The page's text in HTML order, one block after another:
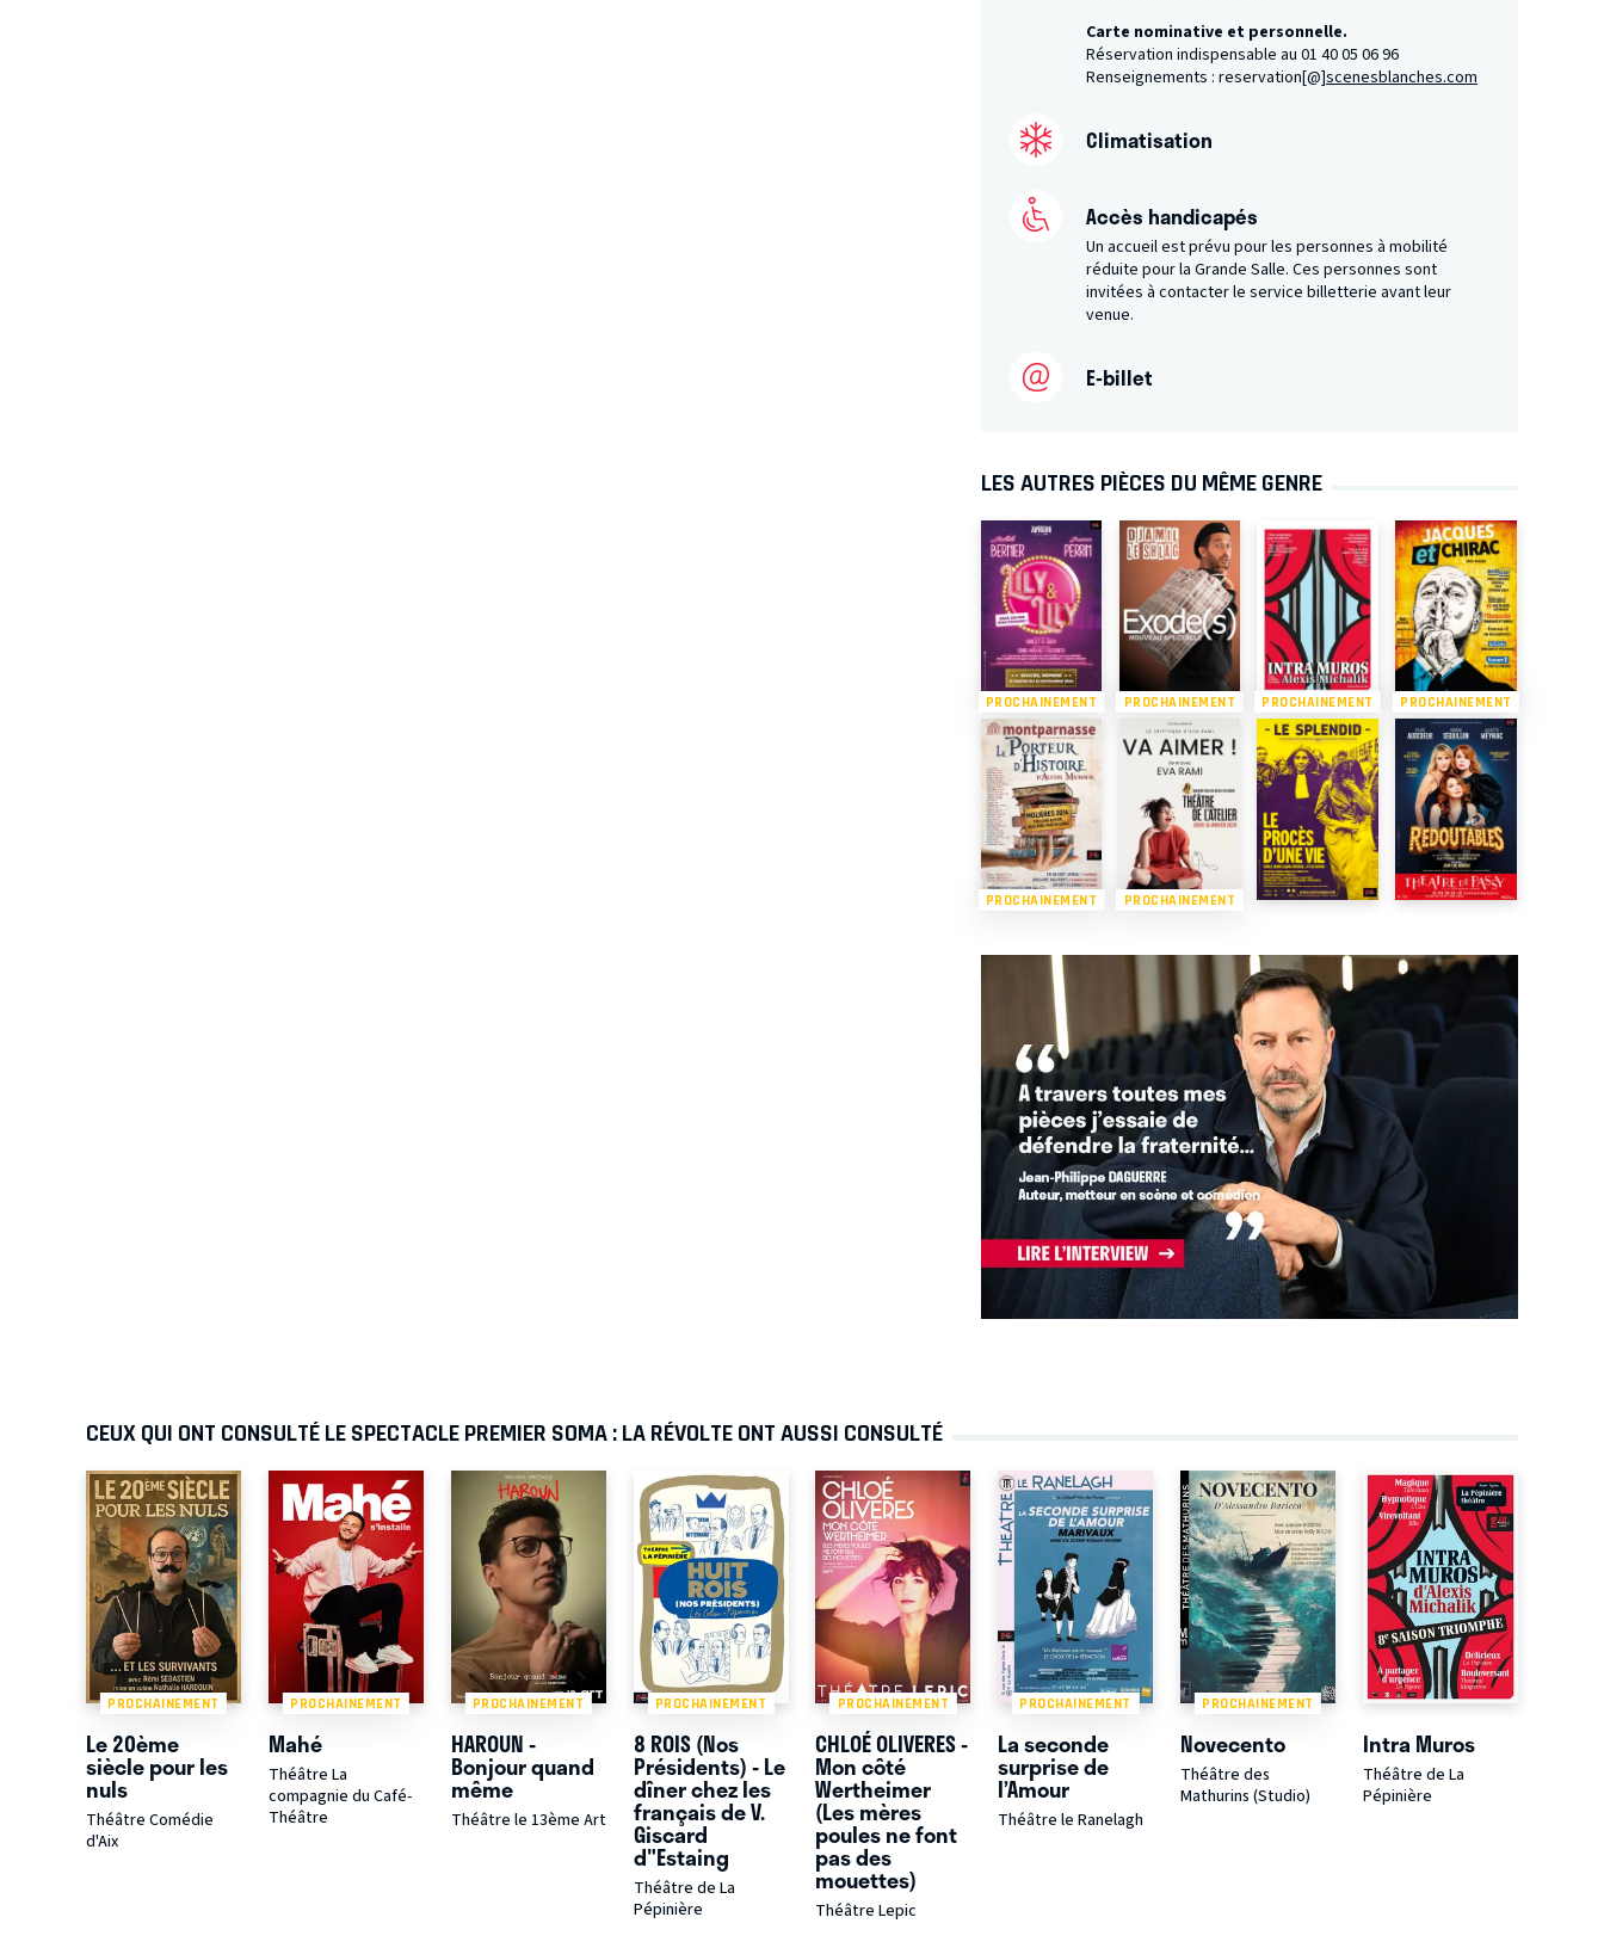
Carte nominative et personnelle.
​Réservation indispensable au 01 40 05 06 96
Renseignements : reservation[@]scenesblanches.com
Climatisation
Accès handicapés
Un accueil est prévu pour les personnes à mobilité
réduite pour la Grande Salle. Ces personnes sont
invitées à contacter le service billetterie avant leur
venue.
E-billet
LES AUTRES PIÈCES DU MÊME GENRE
PROCHAINEMENT PROCHAINEMENT PROCHAINEMENT PROCHAINEMENT
PROCHAINEMENT PROCHAINEMENT
CEUX QUI ONT CONSULTÉ LE SPECTACLE PREMIER SOMA : LA RÉVOLTE ONT AUSSI CONSULTÉ
PROCHAINEMENT
Le 20ème
siècle pour les
nuls
Théâtre Comédie
d'Aix
PROCHAINEMENT
Mahé
Théâtre La
compagnie du Café-
Théâtre
PROCHAINEMENT
HAROUN -
Bonjour quand
même
Théâtre le 13ème Art
PROCHAINEMENT
8 ROIS (Nos
Présidents) - Le
dîner chez les
français de V.
Giscard
d"Estaing
Théâtre de La
Pépinière
PROCHAINEMENT
CHLOÉ OLIVERES -
Mon côté
Wertheimer
(Les mères
poules ne font
pas des
mouettes)
Théâtre Lepic
PROCHAINEMENT
La seconde
surprise de
l’Amour
Théâtre le Ranelagh
PROCHAINEMENT
Novecento
Théâtre des
Mathurins (Studio)
Intra Muros
Théâtre de La
Pépinière